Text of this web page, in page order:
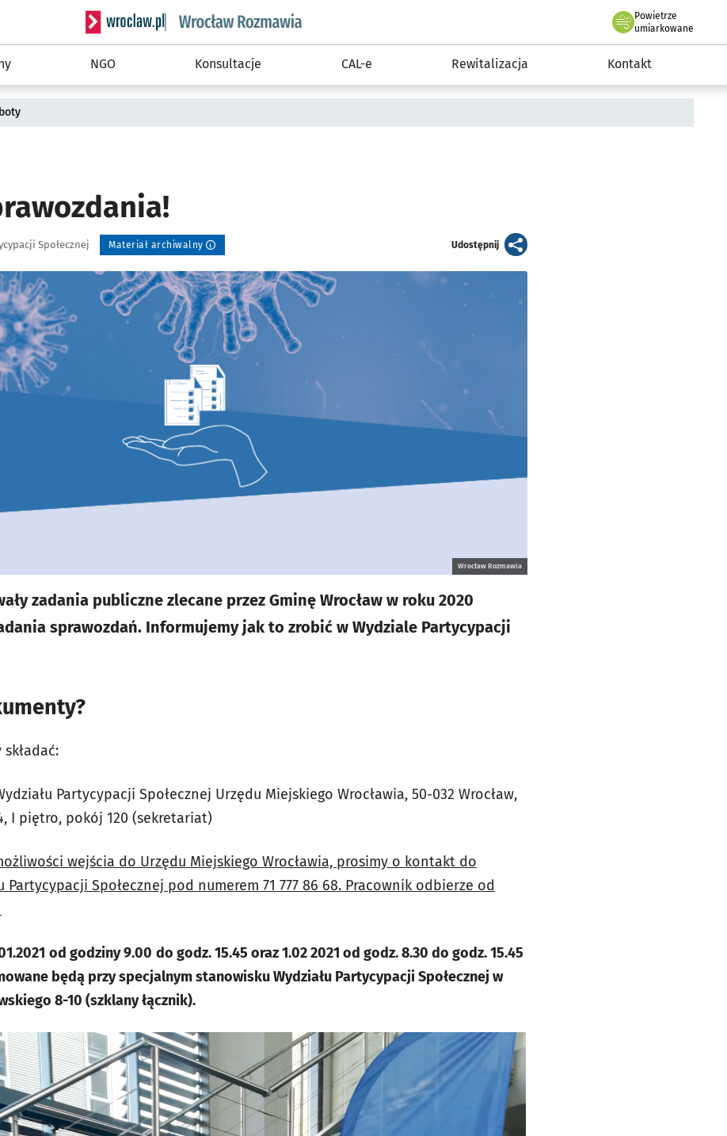
Serwis informacyjny wroclaw.pl podserwis: Rozmawia
Powietrze
we Wrocławiu
umiarkowane
NGO Konsultacje CAL-e Rewitalizacja Kontakt
Społecznej Materiał archiwalny Udostępnijartykuł
Wrocław Rozmawia
zadania publiczne zlecane przez Gminę Wrocław w roku 2020
sprawozdań. Informujemy jak to zrobić w Wydziale Partycypacji
Partycypacji Społecznej Urzędu Miejskiego Wrocławia, 50-032 Wrocław,
I piętro, pokój 120 (sekretariat)
wejścia do Urzędu Miejskiego Wrocławia, prosimy o kontakt do
Partycypacji Społecznej pod numerem 71 777 86 68. Pracownik odbierze od
od godziny 9.00 do godz. 15.45 oraz 1.02 2021 od godz. 8.30 do godz. 15.45
będą przy specjalnym stanowisku Wydziału Partycypacji Społecznej w
8-10 (szklany łącznik).